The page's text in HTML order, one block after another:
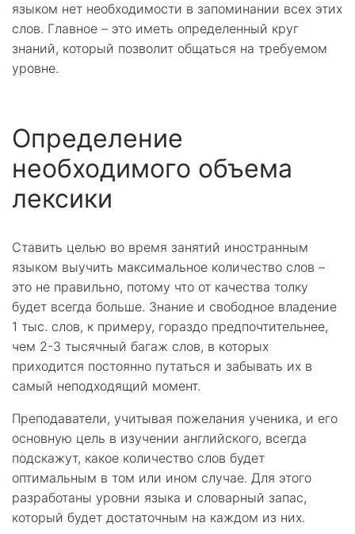
языком нет необходимости в запоминании всех этих
слов. Главное – это иметь определенный круг
знаний, который позволит общаться на требуемом
уровне.
Определение
необходимого объема
лексики
Ставить целью во время занятий иностранным
языком выучить максимальное количество слов –
это не правильно, потому что от качества толку
будет всегда больше. Знание и свободное владение
1 тыс. слов, к примеру, гораздо предпочтительнее,
чем 2-3 тысячный багаж слов, в которых
приходится постоянно путаться и забывать их в
самый неподходящий момент.
Преподаватели, учитывая пожелания ученика, и его
основную цель в изучении английского, всегда
подскажут, какое количество слов будет
оптимальным в том или ином случае. Для этого
разработаны уровни языка и словарный запас,
который будет достаточным на каждом из них.